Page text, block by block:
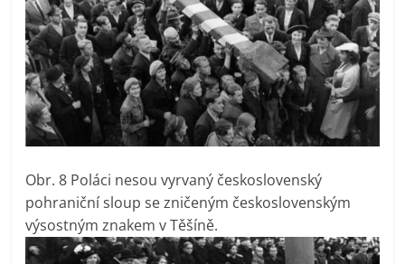
Obr. 8 Poláci nesou vyrvaný československý
pohraniční sloup se zničeným československým
výsostným znakem v Těšíně.